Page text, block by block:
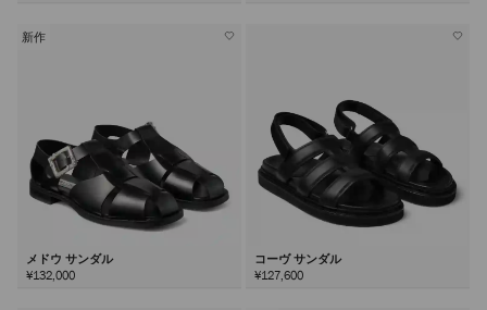
新作
メドウ サンダル
¥132,000
コーヴ サンダル
¥127,600